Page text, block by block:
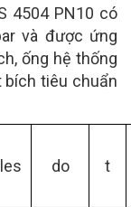
4504 PN10 có
và được ứng
ống hệ thống
bích tiêu chuẩn
do
t